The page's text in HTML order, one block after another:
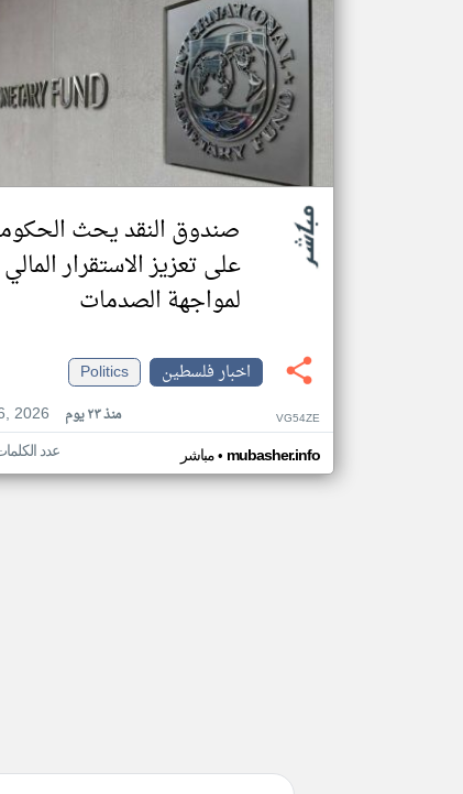
صندوق النقد يحث
على تعزيز الاستقرار المالي
لمواجهة الصدمات
اخبار فلسطين
Politics
2026
منذ ٢٣ يوم VG54ZE
مباشر• mubasher.info عدد الكلمات: